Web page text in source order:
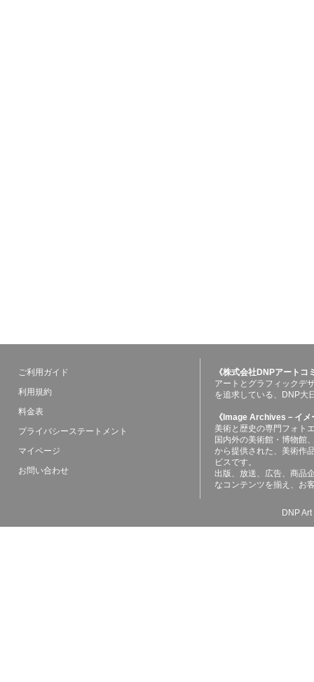
ご利用ガイド
利用規約
料金表
プライバシーステートメント
マイページ
お問い合わせ
《株式会社DNPアート
アートとグラフィックデ
を追求している、DNP大
《Image Archives－イ
美術と歴史の専門フォト
国内外の美術館・博物館
から提供された、美術作
ビスです。
出版、放送、広告、商品
なコンテンツを揃え、お
DNP